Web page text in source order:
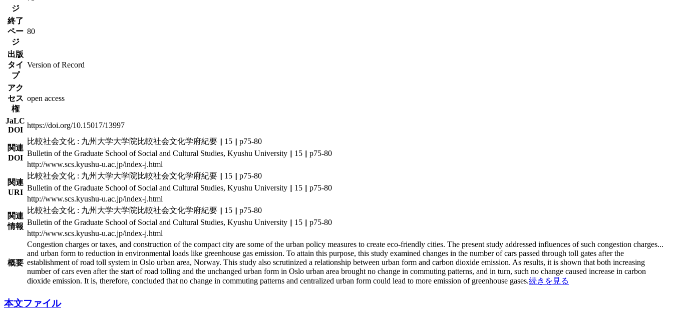
ジ
終了
ペー
ジ
80
出版
タイ
プ
Version of Record
アク
セス
権
open access
JaLC
DOI
https://doi.org/10.15017/13997
関連
DOI
比較社会文化 : 九州大学大学院比較社会文化学府紀要 || 15 || p75-80
Bulletin of the Graduate School of Social and Cultural Studies, Kyushu University || 15 || p75-80
http://www.scs.kyushu-u.ac.jp/index-j.html
関連
URI
比較社会文化 : 九州大学大学院比較社会文化学府紀要 || 15 || p75-80
Bulletin of the Graduate School of Social and Cultural Studies, Kyushu University || 15 || p75-80
http://www.scs.kyushu-u.ac.jp/index-j.html
関連
情報
比較社会文化 : 九州大学大学院比較社会文化学府紀要 || 15 || p75-80
Bulletin of the Graduate School of Social and Cultural Studies, Kyushu University || 15 || p75-80
http://www.scs.kyushu-u.ac.jp/index-j.html
概要
Congestion charges or taxes, and construction of the compact city are some of the urban policy measures to create eco-friendly cities. The present study addressed influences of such congestion charges...
and urban form to reduction in environmental loads like greenhouse gas emission. To attain this purpose, this study examined changes in the number of cars passed through toll gates after the
establishment of road toll system in Oslo urban area, Norway. This study also scrutinized a relationship between urban form and carbon dioxide emission. As results, it is shown that both increasing
number of cars even after the start of road tolling and the unchanged urban form in Oslo urban area brought no change in commuting patterns, and in turn, such no change caused increase in carbon
dioxide emission. It is, therefore, concluded that no change in commuting patterns and centralized urban form could lead to more emission of greenhouse gases.続きを見る
本文ファイル